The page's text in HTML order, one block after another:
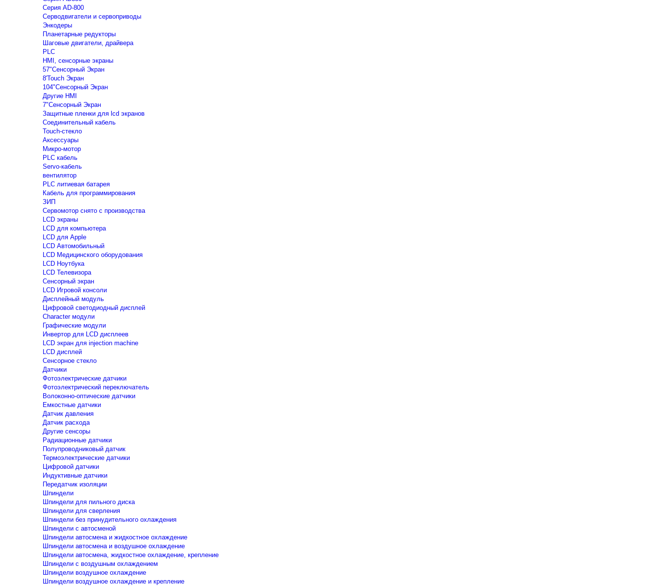
Серия AD-800
Серводвигатели и сервоприводы
Энкодеры
Планетарные редукторы
Шаговые двигатели, драйвера
PLC
HMI, сенсорные экраны
57"Сенсорный Экран
8'Touch Экран
104"Сенсорный Экран
Другие HMI
7"Сенсорный Экран
Защитные пленки для lcd экранов
Соединительный кабель
Touch-стекло
Аксессуары
Микро-мотор
PLC кабель
Servo-кабель
вентилятор
PLC литиевая батарея
Кабель для программирования
ЗИП
Сервомотор снято с производства
LCD экраны
LCD для компьютера
LCD для Apple
LCD Автомобильный
LCD Медицинского оборудования
LCD Ноутбука
LCD Телевизора
Сенсорный экран
LCD Игровой консоли
Дисплейный модуль
Цифровой светодиодный дисплей
Сharacter модули
Графические модули
Инвертор для LCD дисплеев
LCD экран для injection machine
LCD дисплей
Сенсорное стекло
Датчики
Фотоэлектрические датчики
Фотоэлектрический переключатель
Волоконно-оптические датчики
Емкостные датчики
Датчик давления
Датчик расхода
Другие сенсоры
Радиационные датчики
Полупроводниковый датчик
Термоэлектрические датчики
Цифровой датчики
Индуктивные датчики
Передатчик изоляции
Шпиндели
Шпиндели для пильного диска
Шпиндели для сверления
Шпиндели без принудительного охлаждения
Шпиндели с автосменой
Шпиндели автосмена и жидкостное охлаждение
Шпиндели автосмена и воздушное охлаждение
Шпиндели автосмена, жидкостное охлаждение, крепление
Шпиндели с воздушным охлаждением
Шпиндели воздушное охлаждение
Шпиндели воздушное охлаждение и крепление